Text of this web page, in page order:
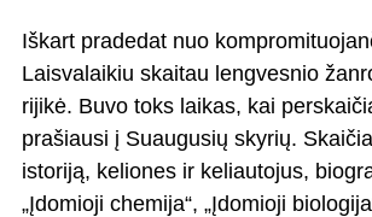
Iškart pradedat nuo
Laisvalaikiu skaitau lengvesnio
rijikė. Buvo toks laikas, kai
prašiausi į Suaugusių skyrių.
istoriją, keliones ir keliautojus,
„Įdomioji chemija“, „Įdomioji